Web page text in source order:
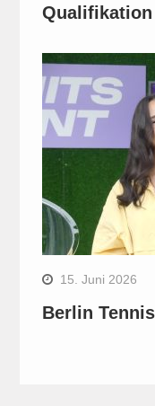
Qualifikation
15. Juni 2026
Berlin